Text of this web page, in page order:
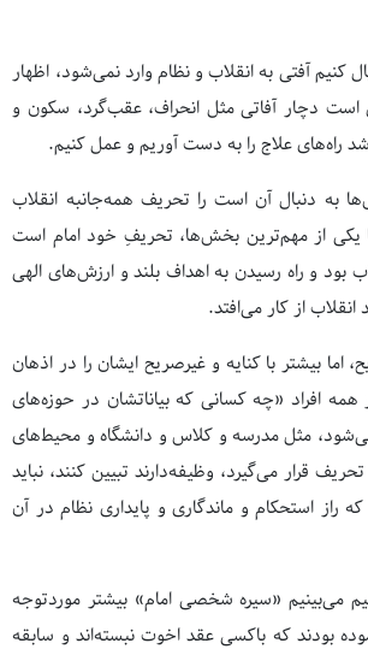
کنیم آفتی به انقلاب و نظام وارد نمی‌شود، اظهار
دچار آفاتی مثل انحراف، عقب‌گرد، سکون و
راه‌های علاج را به دست آوریم و عمل کنیم.
به دنبال آن است را تحریف همه‌جانبه انقلاب
یکی از مهم‌ترین بخش‌ها، تحریفِ خود امام است
و راه رسیدن به اهداف بلند و ارزش‌های الهی
از کار می‌افتد.
بیشتر با کنایه و غیرصریح ایشان را در اذهان
افراد «چه کسانى که بیاناتشان در حوزه‌های
مثل مدرسه و کلاس و دانشگاه و محیط‌های
قرار می‌گیرد، وظیفه‌دارند تبیین کنند، نباید
راز استحکام و ماندگارى و پایدارى نظام در آن
می‌بینیم «سیره شخصی امام» بیشتر موردتوجه
بودند که باکسی عقد اخوت نبسته‌اند و سابقه